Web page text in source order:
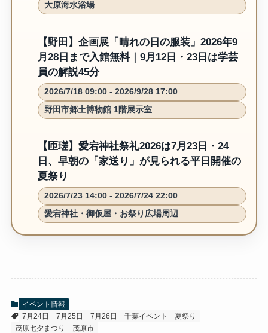
大原海水浴場
【野田】企画展「晴れの日の服装」2026年9
月28日まで入館無料｜9月12日・23日は学芸
員の解説45分
2026/7/18 09:00 - 2026/9/28 17:00
野田市郷土博物館 1階展示室
【匝瑳】愛宕神社祭礼2026は7月23日・24
日、早朝の「家送り」が見られる平日開催の
夏祭り
2026/7/23 14:00 - 2026/7/24 22:00
愛宕神社・御仮屋・お祭り広場周辺
イベント情報
7月24日
7月25日 7月26日 千葉イベント
夏祭り
茂原七夕まつり
茂原市